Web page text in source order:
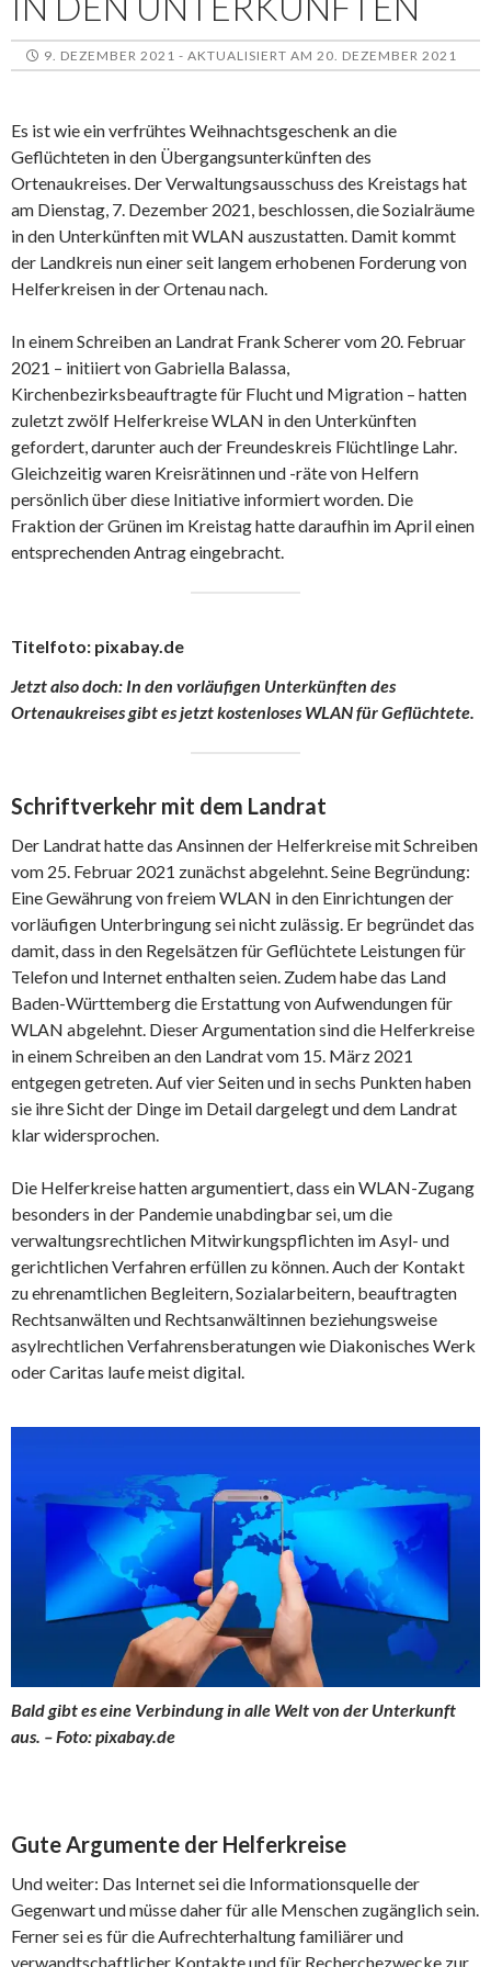
9. DEZEMBER 2021 - AKTUALISIERT AM 20. DEZEMBER 2021
Es ist wie ein verfrühtes Weihnachtsgeschenk an die
Geflüchteten in den Übergangsunterkünften des
Ortenaukreises. Der Verwaltungsausschuss des Kreistags hat
am Dienstag, 7. Dezember 2021, beschlossen, die Sozialräume
in den Unterkünften mit WLAN auszustatten. Damit kommt
der Landkreis nun einer seit langem erhobenen Forderung von
Helferkreisen in der Ortenau nach.
In einem Schreiben an Landrat Frank Scherer vom 20. Februar
2021 – initiiert von Gabriella Balassa,
Kirchenbezirksbeauftragte für Flucht und Migration – hatten
zuletzt zwölf Helferkreise WLAN in den Unterkünften
gefordert, darunter auch der Freundeskreis Flüchtlinge Lahr.
Gleichzeitig waren Kreisrätinnen und -räte von Helfern
persönlich über diese Initiative informiert worden. Die
Fraktion der Grünen im Kreistag hatte daraufhin im April einen
entsprechenden Antrag eingebracht.
Titelfoto: pixabay.de
Jetzt also doch: In den vorläufigen Unterkünften des
Ortenaukreises gibt es jetzt kostenloses WLAN für Geflüchtete.
Schriftverkehr mit dem Landrat
Der Landrat hatte das Ansinnen der Helferkreise mit Schreiben
vom 25. Februar 2021 zunächst abgelehnt. Seine Begründung:
Eine Gewährung von freiem WLAN in den Einrichtungen der
vorläufigen Unterbringung sei nicht zulässig. Er begründet das
damit, dass in den Regelsätzen für Geflüchtete Leistungen für
Telefon und Internet enthalten seien. Zudem habe das Land
Baden-Württemberg die Erstattung von Aufwendungen für
WLAN abgelehnt. Dieser Argumentation sind die Helferkreise
in einem Schreiben an den Landrat vom 15. März 2021
entgegen getreten. Auf vier Seiten und in sechs Punkten haben
sie ihre Sicht der Dinge im Detail dargelegt und dem Landrat
klar widersprochen.
Die Helferkreise hatten argumentiert, dass ein WLAN-Zugang
besonders in der Pandemie unabdingbar sei, um die
verwaltungsrechtlichen Mitwirkungspflichten im Asyl- und
gerichtlichen Verfahren erfüllen zu können. Auch der Kontakt
zu ehrenamtlichen Begleitern, Sozialarbeitern, beauftragten
Rechtsanwälten und Rechtsanwältinnen beziehungsweise
asylrechtlichen Verfahrensberatungen wie Diakonisches Werk
oder Caritas laufe meist digital.
Bald gibt es eine Verbindung in alle Welt von der Unterkunft
aus. – Foto: pixabay.de
Gute Argumente der Helferkreise
Und weiter: Das Internet sei die Informationsquelle der
Gegenwart und müsse daher für alle Menschen zugänglich sein.
Ferner sei es für die Aufrechterhaltung familiärer und
verwandtschaftlicher Kontakte und für Recherchezwecke zur